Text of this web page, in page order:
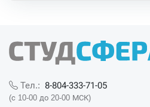
Тел.: 8-804-333-71-05
(с 10-00 до 20-00 МСК)